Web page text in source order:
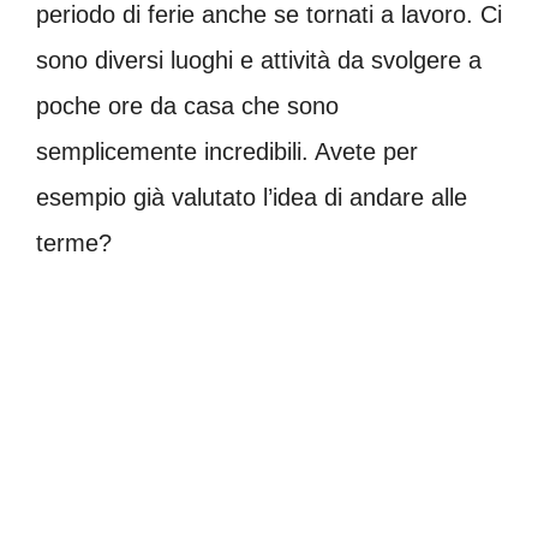
periodo di ferie anche se tornati a lavoro. Ci
sono diversi luoghi e attività da svolgere a
poche ore da casa che sono
semplicemente incredibili. Avete per
esempio già valutato l’idea di andare alle
terme?